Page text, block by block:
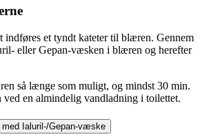
indføres et tyndt kateter til blæren. Gennem
eller Gepan-væsken i blæren og herefter
så længe som muligt, og mindst 30 min.
en almindelig vandladning i toilettet.
Ialuril-/Gepan-væske